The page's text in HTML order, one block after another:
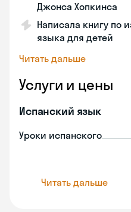
Джонса Хопкинса
Написала книгу по
языка для детей
Читать дальше
Услуги и цены
Испанский язык
Уроки испанского
Читать дальше